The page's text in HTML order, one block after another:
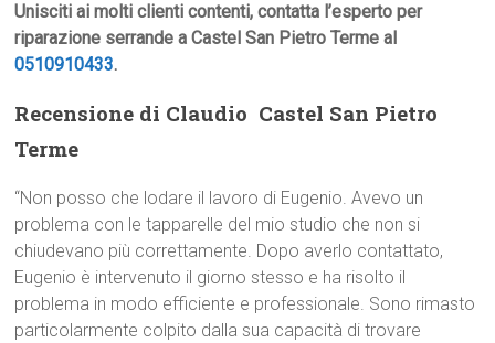
Unisciti ai molti clienti contenti, contatta l’esperto per
riparazione serrande a Castel San Pietro Terme al
0510910433.
Recensione di Claudio  Castel San Pietro
Terme
“Non posso che lodare il lavoro di Eugenio. Avevo un
problema con le tapparelle del mio studio che non si
chiudevano più correttamente. Dopo averlo contattato,
Eugenio è intervenuto il giorno stesso e ha risolto il
problema in modo efficiente e professionale. Sono rimasto
particolarmente colpito dalla sua capacità di trovare